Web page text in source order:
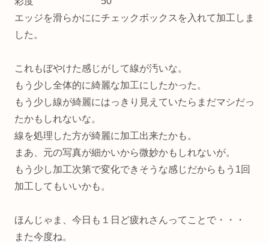
エッジを滑らかににチェックボックスを入れて加工しま
した。
これもぼやけた感じがして線が汚いな。
もう少し全体的に綺麗な加工にしたかった。
もう少し線が綺麗にはっきり見えていたらまだマシだっ
たかもしれないな。
線を処理した方が綺麗に加工出来たかも。
まあ、元の写真が細かいから微妙かもしれないが。
もう少し加工次第で変化できそうな感じだからもう1回
加工してもいいかも。
ほんじゃま、今日も１日ど疲れさんってことで・・・
また今度ね。